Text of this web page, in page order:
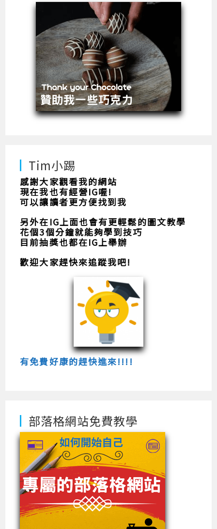
Tim小踢
感謝大家觀看我的網站
現在我也有經營IG喔!
可以讓讀者更方便找到我
另外在IG上面也會有更輕鬆的圖文教學
花個3個分鐘就能夠學到技巧
目前抽獎也都在IG上舉辦
歡迎大家趕快來追蹤我吧!
有免費好康的趕快進來!!!!
部落格網站免費教學